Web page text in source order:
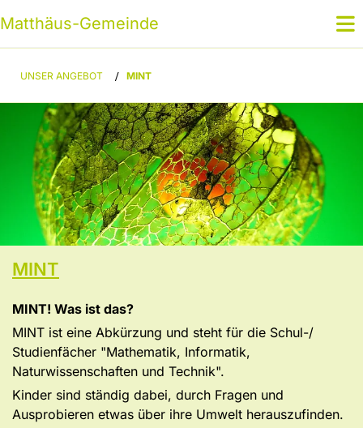
Matthäus-Gemeinde
UNSER ANGEBOT / MINT
MINT
MINT! Was ist das?
MINT ist eine Abkürzung und steht für die Schul-/
Studienfächer "Mathematik, Informatik,
Naturwissenschaften und Technik".
Kinder sind ständig dabei, durch Fragen und
Ausprobieren etwas über ihre Umwelt herauszufinden.